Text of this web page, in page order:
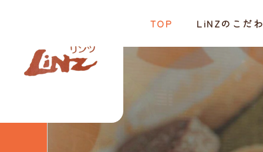
TOP LiNZのこだ